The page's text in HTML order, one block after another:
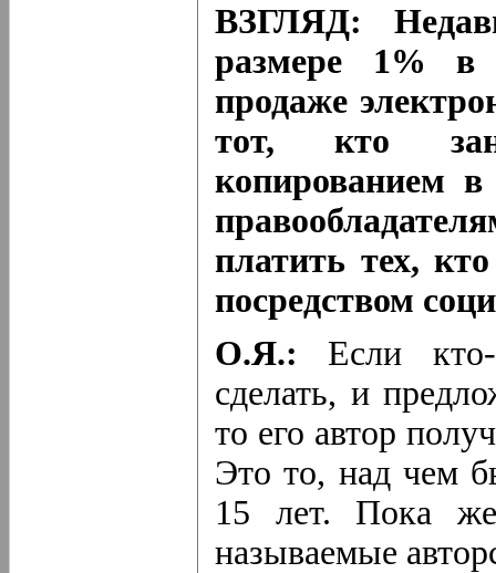
ВЗГЛЯД:
размере 1% в
продаже
тот, кто
копированием
платить тех,
посредством
О.Я.: Если
сделать, и
то его автор
Это то, над чем
15 лет. Пока
называемые